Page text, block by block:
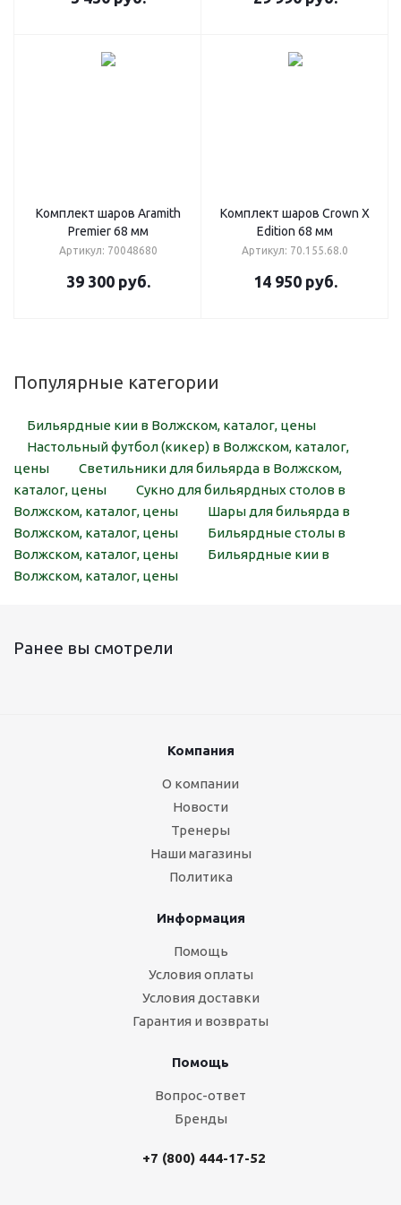
Комплект шаров Aramith
Premier 68 мм
Артикул: 70048680
39 300руб.
Комплект шаров Сrown X
Edition 68 мм
Артикул: 70.155.68.0
14 950руб.
Популярные категории
Бильярдные кии в Волжском, каталог, цены
Настольный футбол (кикер) в Волжском, каталог,
цены
Светильники для бильярда в Волжском,
каталог, цены
Сукно для бильярдных столов в
Волжском, каталог, цены
Шары для бильярда в
Волжском, каталог, цены
Бильярдные столы в
Волжском, каталог, цены
Бильярдные кии в
Волжском, каталог, цены
Ранее вы смотрели
Компания
О компании
Новости
Тренеры
Наши магазины
Политика
Информация
Помощь
Условия оплаты
Условия доставки
Гарантия и возвраты
Помощь
Вопрос-ответ
Бренды
+7 (800) 444-17-52